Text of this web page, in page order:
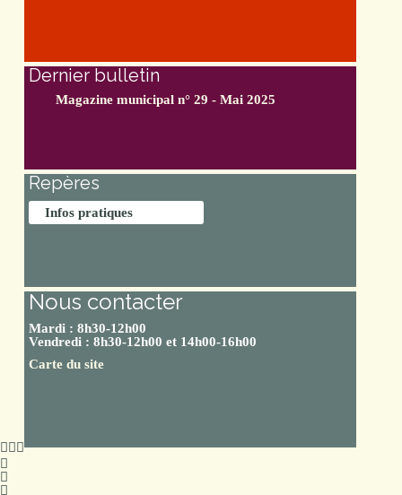
Dernier bulletin
Magazine municipal n° 29 - Mai 2025
Repères
Infos pratiques
Nous contacter
Mardi : 8h30-12h00
Vendredi : 8h30-12h00 et 14h00-16h00
Carte du site